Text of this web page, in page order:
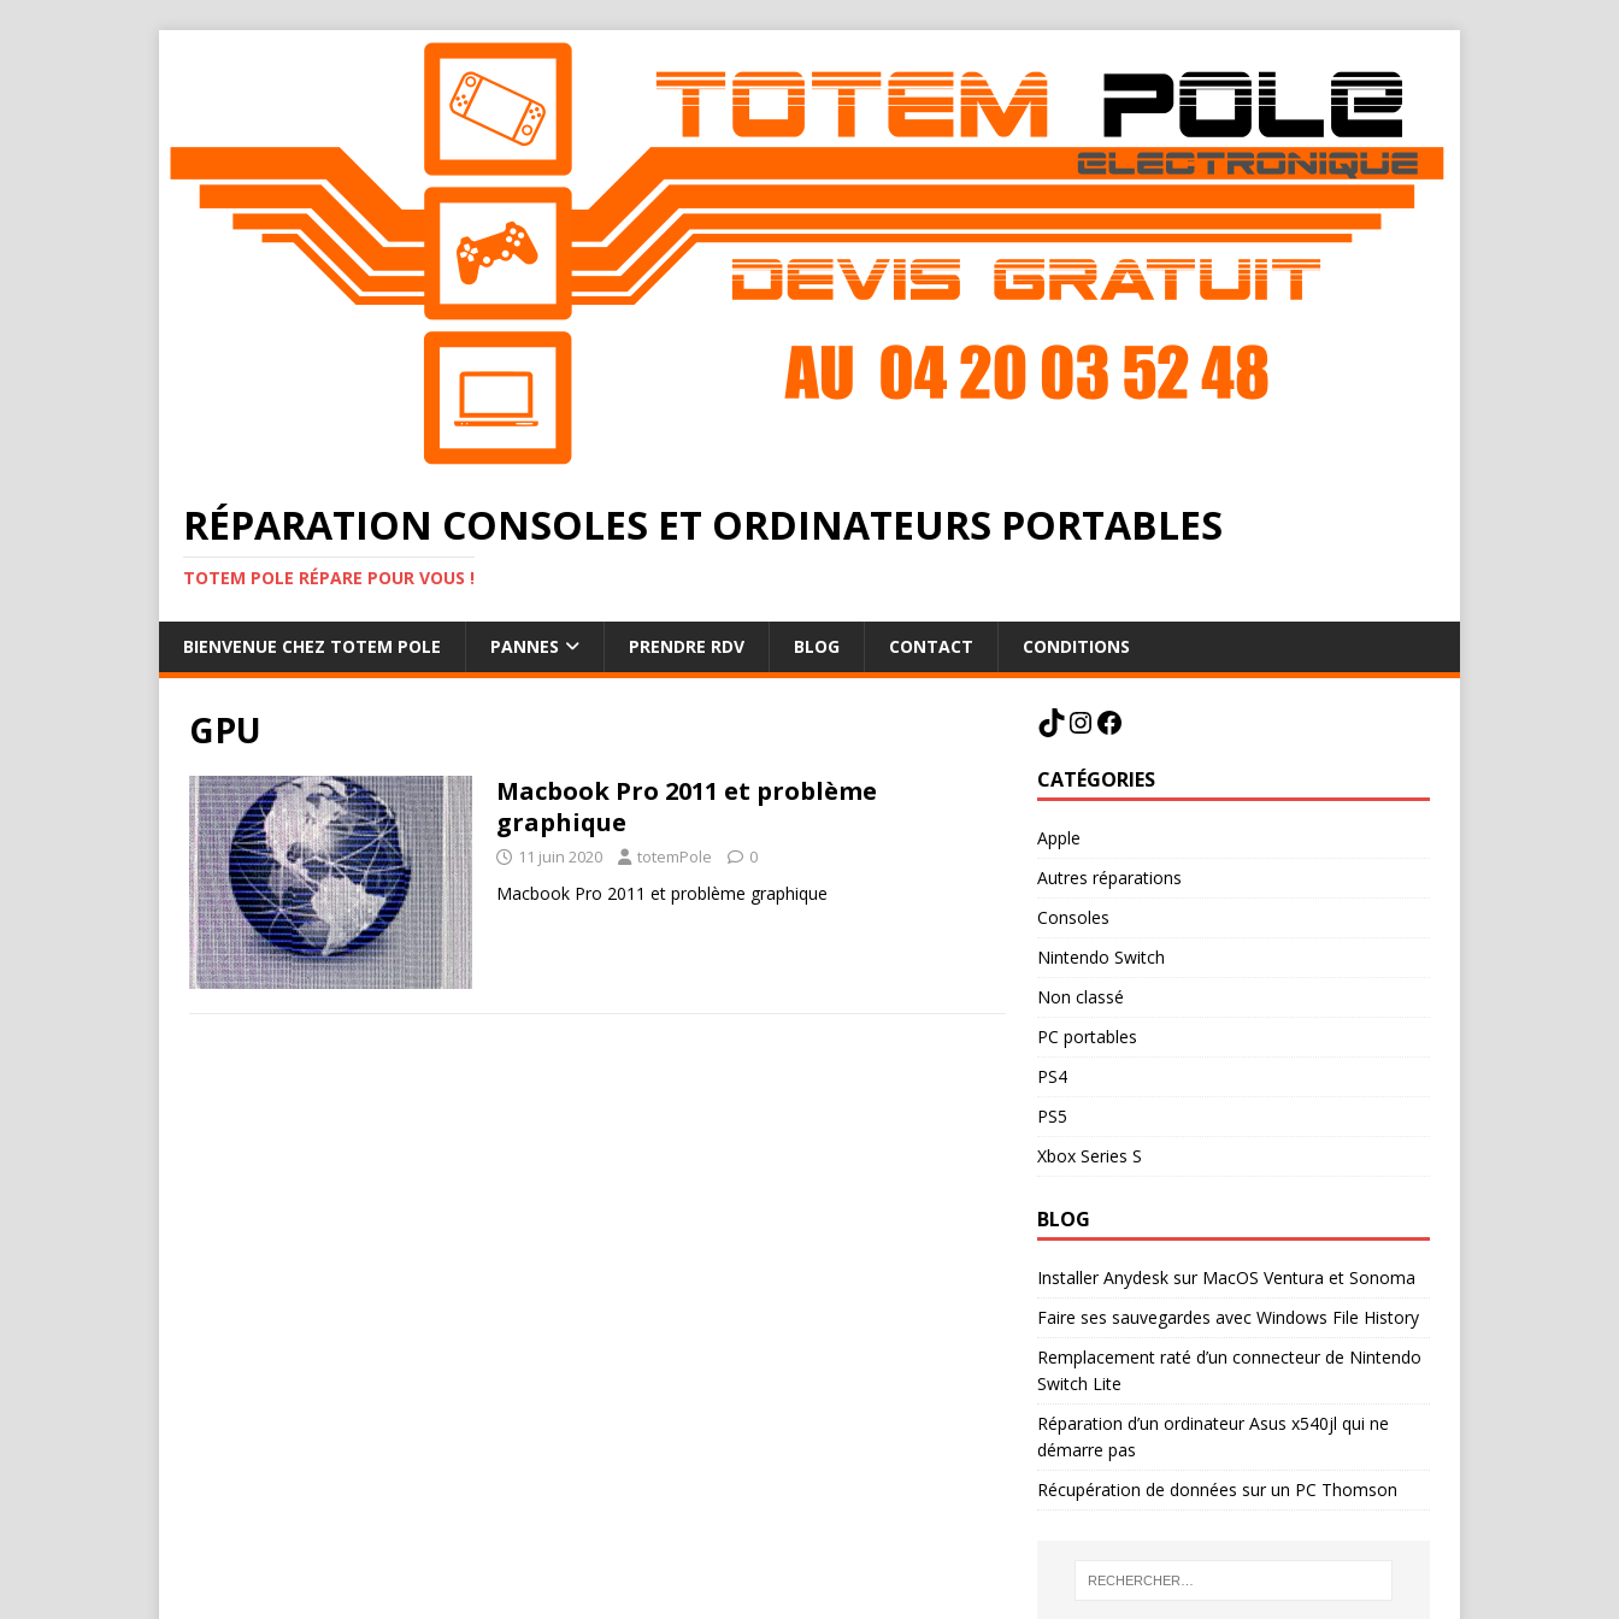
RÉPARATION CONSOLES ET ORDINATEURS PORTABLES
TOTEM POLE RÉPARE POUR VOUS !
BIENVENUE CHEZ TOTEM POLE PANNES PRENDRE RDV BLOG CONTACT CONDITIONS
GPU
Macbook Pro 2011 et problème
graphique
11 juin 2020 totemPole 0
Macbook Pro 2011 et problème graphique
CATÉGORIES
Apple
Autres réparations
Consoles
Nintendo Switch
Non classé
PC portables
PS4
PS5
Xbox Series S
BLOG
Installer Anydesk sur MacOS Ventura et Sonoma
Faire ses sauvegardes avec Windows File History
Remplacement raté d’un connecteur de Nintendo
Switch Lite
Réparation d’un ordinateur Asus x540jl qui ne
démarre pas
Récupération de données sur un PC Thomson